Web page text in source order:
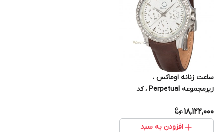
ساعت زنانه اوماکس ،
زیرمجموعه Perpetual ، کد
18,122,000
افزودن به سبد